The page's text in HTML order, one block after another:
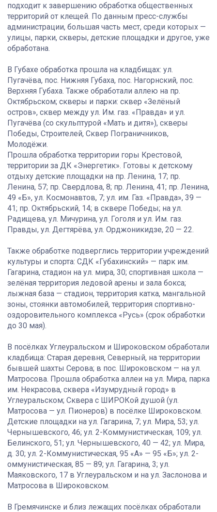
подходит к завершению обработка общественных
территорий от клещей. По данным пресс-службы
администрации, большая часть мест, среди которых —
улицы, парки, скверы, детские площадки и другое, уже
обработана.
В Губахе обработка прошла на кладбищах: ул.
Пугачёва, пос. Нижняя Губаха, пос. Нагорнский, пос.
Верхняя Губаха. Также обработали аллею на пр.
Октябрьском; скверы и парки: сквер «Зелёный
остров», сквер между ул. Им. газ. «Правда» и ул.
Пугачёва (со скульптурой «Мать и дитя»), скверы
Победы, Строителей, Сквер Пограничников,
Молодёжи.
Прошла обработка территории горы Крестовой,
территории за ДК «Энергетик». Готовы к детскому
отдыху детские площадки на пр. Ленина, 17; пр.
Ленина, 57; пр. Свердлова, 8; пр. Ленина, 41; пр. Ленина,
49 «Б», ул. Космонавтов, 7; ул. им. Газ. «Правда», 39 —
41; пр. Октябрьский, 14; в сквере Победы; на ул.
Радищева, ул. Мичурина, ул. Гоголя и ул. Им. газ.
Правды, ул. Дегтярёва, ул. Орджоникидзе, 20 — 22.
Также обработке подверглись территории учреждений
культуры и спорта: СДК «Губахинский» — парк им.
Гагарина, стадион на ул. мира, 30; спортивная школа —
зелёная территория ледовой арены и зала бокса;
лыжная база — стадион, территория катка, мангальной
зоны, стоянки автомобилей, территория спортивно-
оздоровительного комплекса «Русь» (срок обработки
до 30 мая).
В посёлках Углеуральском и Широковском обработали
кладбища: Старая деревня, Северный, на территории
бывшей шахты Серова; в пос. Широковском — на ул.
Матросова. Прошла обработка аллеи на ул. Мира, парка
им. Некрасова, сквера «Изумрудный город» в
Углеуральском; Сквера с ШИРОКой душой (ул.
Матросова — ул. Пионеров) в посёлке Широковском.
Детские площадки на ул. Гагарина, 7; ул. Мира, 53; ул.
Чернышевского, 46; ул. 2-Коммунистическая, 109; ул.
Белинского, 51; ул. Чернышевского, 40 — 42; ул. Мира,
д. 30; ул. 2-Коммунистическая, 95 «А» — 95 «Б»; ул. 2-
оммунистическая, 85 — 89; ул. Гагарина, 3; ул.
Маяковского, 17 в Углеуральском и на ул. Заслонова и
Матросова в Широковском.
В Гремячинске и близ лежащих посёлках обработали